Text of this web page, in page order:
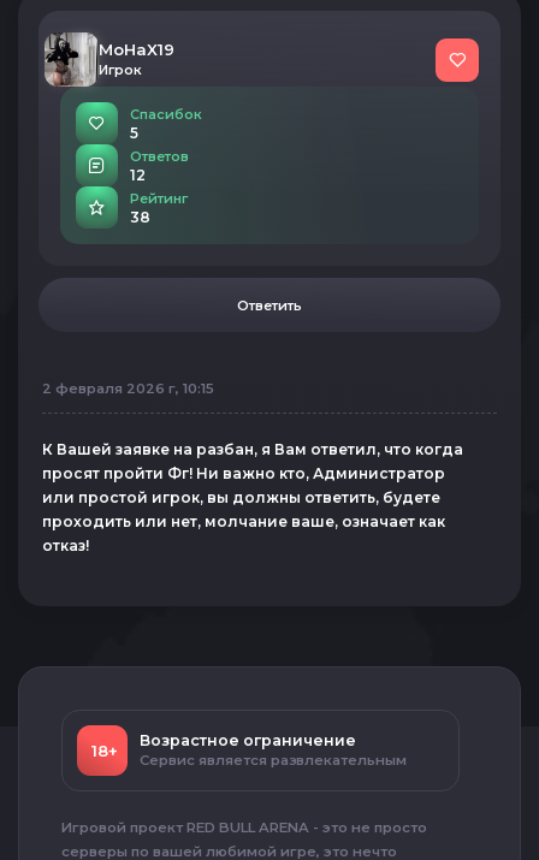
MoHaX19
Игрок
Спасибок
5
Ответов
12
Рейтинг
38
Ответить
2 февраля 2026 г, 10:15
К Вашей заявке на разбан, я Вам ответил, что когда
просят пройти Фг! Ни важно кто, Администратор
или простой игрок, вы должны ответить, будете
проходить или нет, молчание ваше, означает как
отказ!
18+
Возрастное ограничение
Сервис является развлекательным
Игровой проект RED BULL ARENA - это не просто
серверы по вашей любимой игре, это нечто